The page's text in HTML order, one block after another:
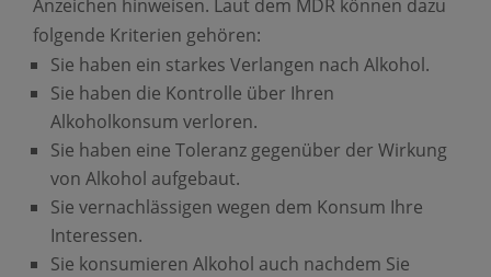
Anzeichen hinweisen. Laut dem MDR können dazu
folgende Kriterien gehören:
Sie haben ein starkes Verlangen nach Alkohol.
Sie haben die Kontrolle über Ihren
Alkoholkonsum verloren.
Sie haben eine Toleranz gegenüber der Wirkung
von Alkohol aufgebaut.
Sie vernachlässigen wegen dem Konsum Ihre
Interessen.
Sie konsumieren Alkohol auch nachdem Sie